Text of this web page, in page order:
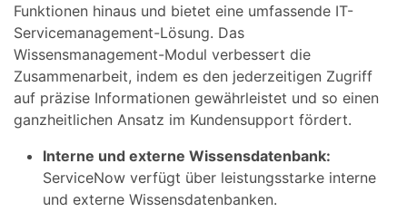
Funktionen hinaus und bietet eine umfassende IT-
Servicemanagement-Lösung. Das
Wissensmanagement-Modul verbessert die
Zusammenarbeit, indem es den jederzeitigen Zugriff
auf präzise Informationen gewährleistet und so einen
ganzheitlichen Ansatz im Kundensupport fördert.
Interne und externe Wissensdatenbank:
ServiceNow verfügt über leistungsstarke interne
und externe Wissensdatenbanken.